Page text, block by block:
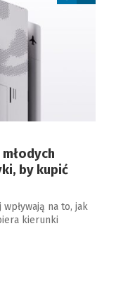
by kupić
na to, jak
kierunki